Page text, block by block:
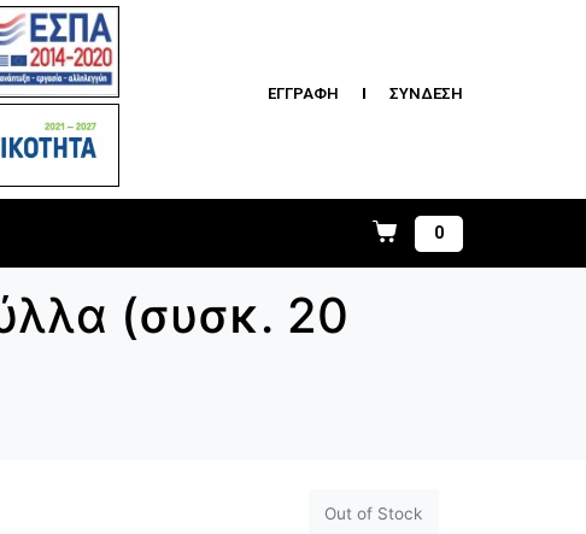
ΕΓΓΡΑΦΗ ΣΥΝΔΕΣΗ
0
(συσκ. 20
Out of Stock